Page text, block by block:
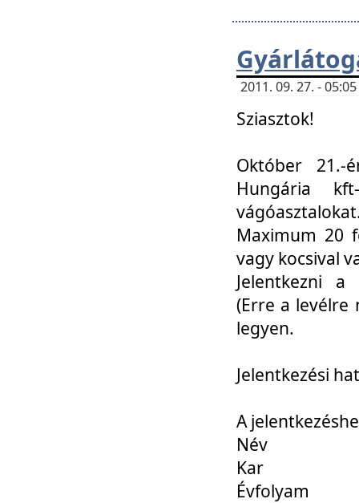
2011. 09. 27. -
Sziasztok!
Október 21.-
Hungária
Maximum 20
vagy kocsival
Jelentkezni a
(Erre a levélre
legyen.
Jelentkezési
A
Név
Kar
Évfolyam